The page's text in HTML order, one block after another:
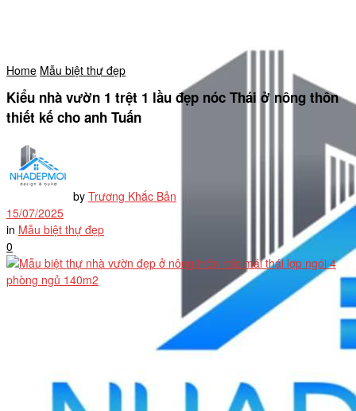
Home Mẫu biệt thự đẹp
Kiểu nhà vườn 1 trệt 1 lầu đẹp nóc Thái ở nông thôn
thiết kế cho anh Tuấn
by Trương Khắc Bản
15/07/2025
in Mẫu biệt thự đẹp
0